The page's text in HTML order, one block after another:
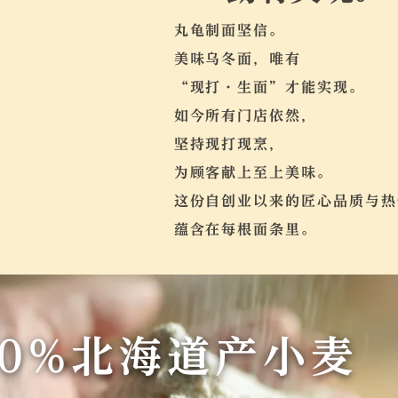
丸龟制面坚信。
美味乌冬面，唯有
“现打・生面”才能实现。
如今所有门店依然，
坚持现打现烹，
为顾客献上至上美味。
这份自创业以来的匠心品质与
蕴含在每根面条里。
北海道产小麦